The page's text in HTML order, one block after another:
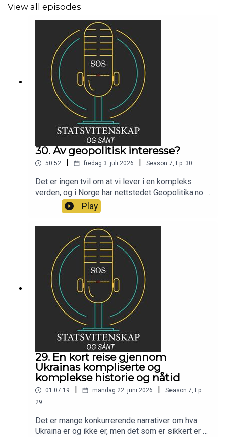
View all episodes
30. Av geopolitisk interesse?
50:52 | fredag 3. juli 2026 | Season 7, Ep. 30
Det er ingen tvil om at vi lever i en kompleks
verden, og i Norge har nettstedet Geopolitika.no i
to år tilbydd analyser av geopolitikk basert på
politisk realisme. I denne episoden av
Statsvitenskap og sånt er redaktør Henrik
Werenskiold gjest for å snakke om behovet for
en slik publikasjon, hva både tradisjonelle og
alternative medier mangler, og utfordringene som
kommer med å drive et nettsted som ikke
forsøker å sensasjonalisere nyheter.
Play
29. En kort reise gjennom
Ukrainas kompliserte og
komplekse historie og nåtid
01:07:19 mandag 22. juni 2026 Season 7, Ep.
29
Det er mange konkurrerende narrativer om hva
Ukraina er og ikke er, men det som er sikkert er at